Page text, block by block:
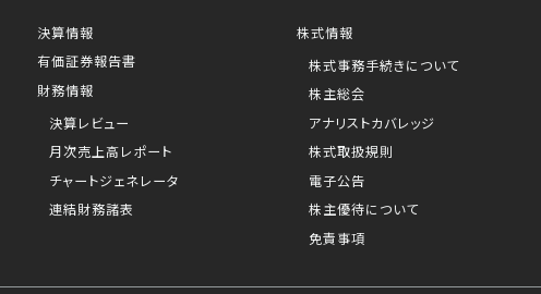
決算情報
有価証券報告書
財務情報
決算レビュー
月次売上高レポート
チャートジェネレータ
連結財務諸表
株式情報
株式事務手続きについて
株主総会
アナリストカバレッジ
株式取扱規則
電子公告
株主優待について
免責事項